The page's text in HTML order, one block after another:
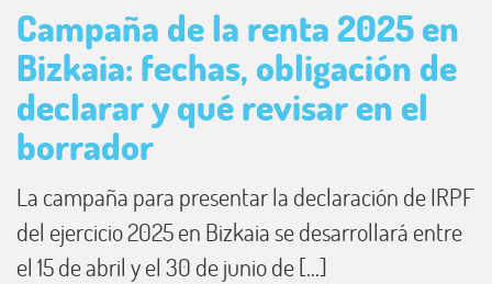
Campaña de la renta 2025 en
Bizkaia: fechas, obligación de
declarar y qué revisar en el
borrador
La campaña para presentar la declaración de IRPF
del ejercicio 2025 en Bizkaia se desarrollará entre
el 15 de abril y el 30 de junio de [...]